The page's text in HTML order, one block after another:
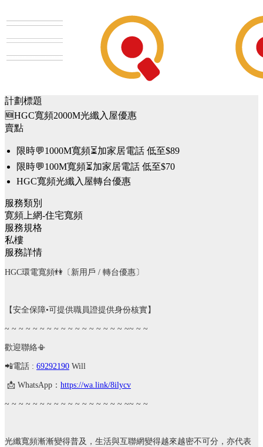
計劃標題
🆕HGC寬頻2000M光纖入屋優惠
賣點
限時💬1000M寬頻⏳加家居電話 低至$89
限時💬100M寬頻⏳加家居電話 低至$70
HGC寬頻光纖入屋轉台優惠
服務類別
寛頻上網-住宅寬頻
服務規格
私樓
服務詳情
HGC環電寬頻👫 〔新用戶 / 轉台優惠〕
【安全保障•可提供職員證提供身份核實】
~ ~ ~ ~ ~ ~ ~ ~ ~ ~ ~ ~ ~ ~ ~ ~ ~ ~~ ~ ~
歡迎聯絡📳
📲電話 : 69292190 Will
📩 WhatsApp ： https://wa.link/8ilycv
~ ~ ~ ~ ~ ~ ~ ~ ~ ~ ~ ~ ~ ~ ~ ~ ~ ~~ ~ ~
光纖寬頻漸漸變得普及，生活與互聯網變得越來越密不可分，亦代表